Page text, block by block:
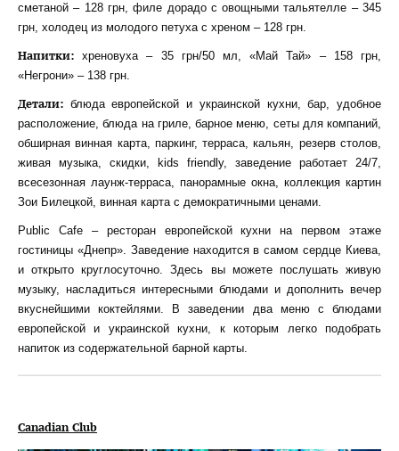
сметаной – 128 грн, филе дорадо с овощными тальятелле – 345
грн, холодец из молодого петуха с хреном – 128 грн.
Напитки: хреновуха – 35 грн/50 мл, «Май Тай» – 158 грн,
«Негрони» – 138 грн.
Детали: блюда европейской и украинской кухни, бар, удобное
расположение, блюда на гриле, барное меню, сеты для компаний,
обширная винная карта, паркинг, терраса, кальян, резерв столов,
живая музыка, скидки, kids friendly, заведение работает 24/7,
всесезонная лаунж-терраса, панорамные окна, коллекция картин
Зои Билецкой, винная карта с демократичными ценами.
Public Cafe – ресторан европейской кухни на первом этаже
гостиницы «Днепр». Заведение находится в самом сердце Киева,
и открыто круглосуточно. Здесь вы можете послушать живую
музыку, насладиться интересными блюдами и дополнить вечер
вкуснейшими коктейлями. В заведении два меню с блюдами
европейской и украинской кухни, к которым легко подобрать
напиток из содержательной барной карты.
Canadian Club